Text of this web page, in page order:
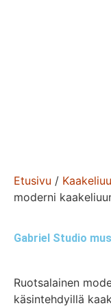
Etusivu /
moderni
Gabriel Studio
Ruotsalainen
käsintehdyillä